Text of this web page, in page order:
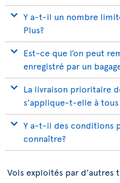
Y a-t-il un nombre
Plus?
Est-ce que l’on peut
enregistré par un
La livraison prioritaire
s’applique-t-elle à
Y a-t-il des conditions
connaître?
Vols exploités par d’autres